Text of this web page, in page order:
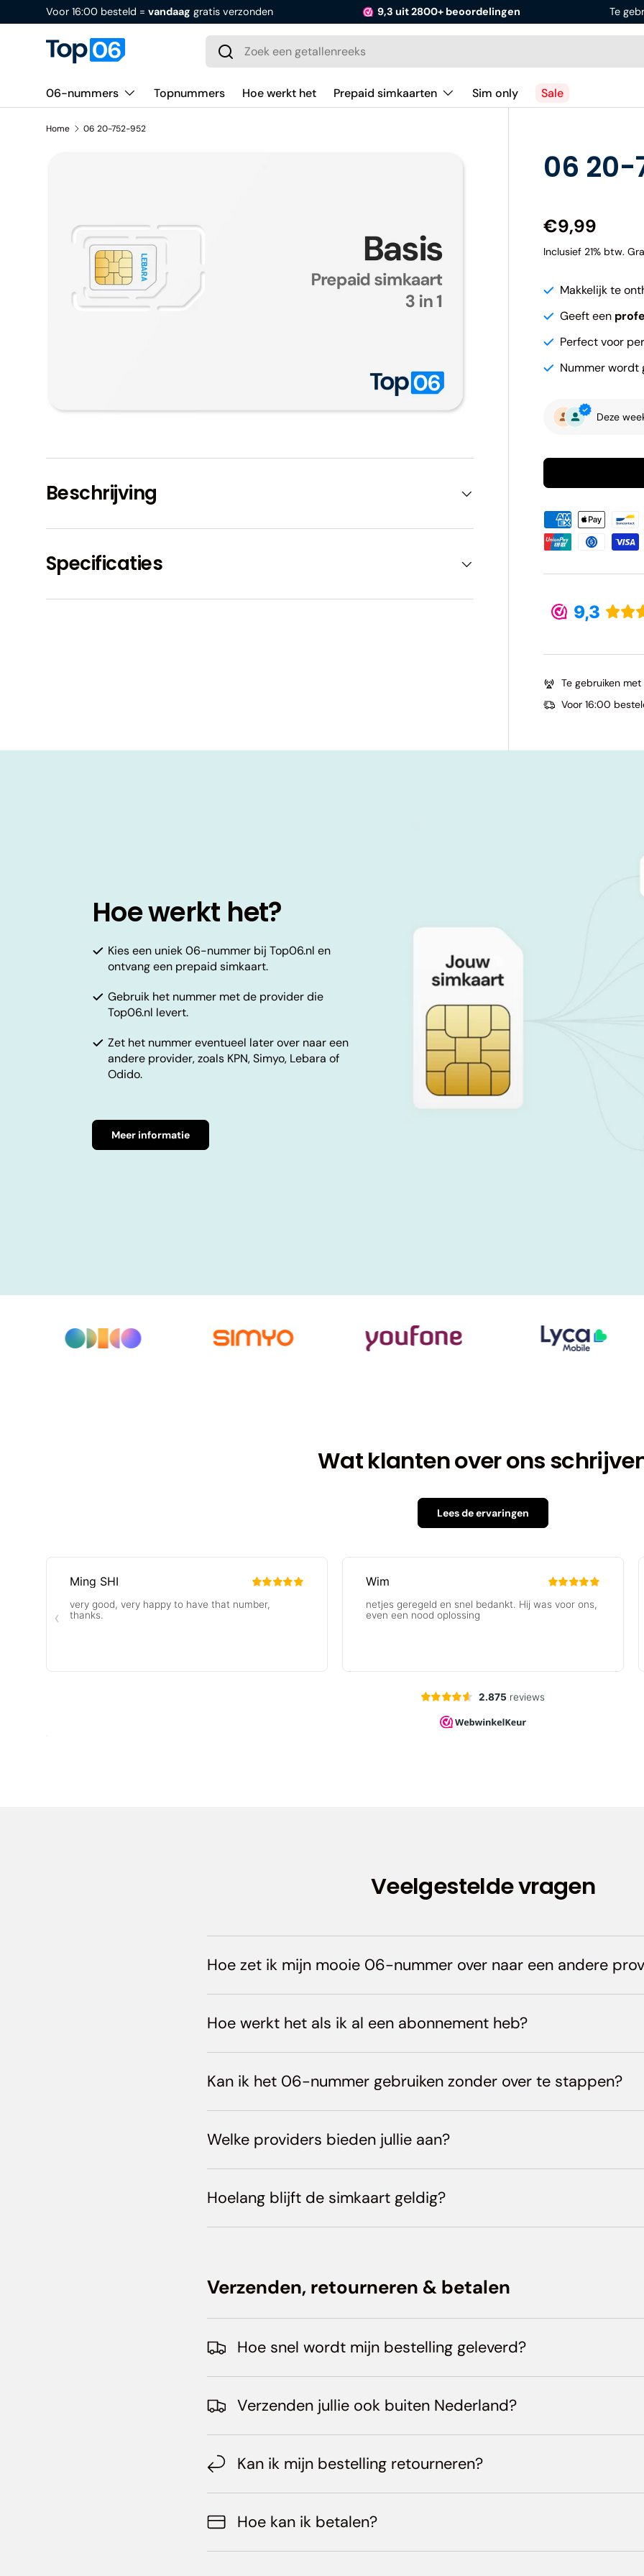
Ga naar inhoud
Voor 16:00 besteld = vandaag gratis verzonden 9,3 uit 2800+ beoordelingen Te
ZoekenZoeken
06-nummers Topnummers Hoe werkt het Prepaid simkaarten Sim only Sale
Home 06 20-752-952
06
€9,99
Inclusief 21% btw.
Makkelijk te
Geeft een
Perfect voor
Nummer wordt
Deze
Te gebruiken met
Voor 16:00
Beschrijving
Specificaties
Hoe werkt het?
Kies een uniek 06-nummer bij Top06.nl en
ontvang een prepaid simkaart.
Gebruik het nummer met de provider die
Top06.nl levert.
Zet het nummer eventueel later over naar een
andere provider, zoals KPN, Simyo, Lebara of
Odido.
Meer informatie
Wat klanten over ons
Lees de ervaringen
Veelgestelde vragen
Hoe zet ik mijn mooie 06-nummer over naar een andere
Hoe werkt het als ik al een abonnement heb?
Kan ik het 06-nummer gebruiken zonder over te stappen?
Welke providers bieden jullie aan?
Hoelang blijft de simkaart geldig?
Verzenden, retourneren & betalen
Hoe snel wordt mijn bestelling geleverd?
Verzenden jullie ook buiten Nederland?
Kan ik mijn bestelling retourneren?
Hoe kan ik betalen?